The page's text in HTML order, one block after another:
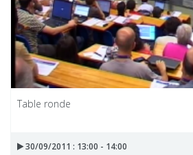
Table ronde
30/09/2011 : 13:00 - 14:00